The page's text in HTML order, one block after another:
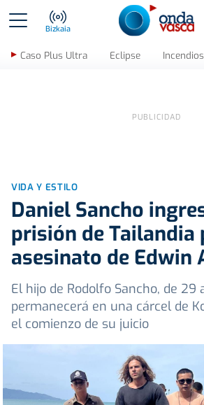
Bizkaia
Caso Plus Ultra Eclipse Incendios
VIDA Y ESTILO
Daniel Sancho
prisión de Tailandia
asesinato de Edwin
El hijo de Rodolfo Sancho, de 29
permanecerá en una cárcel de
el comienzo de su juicio